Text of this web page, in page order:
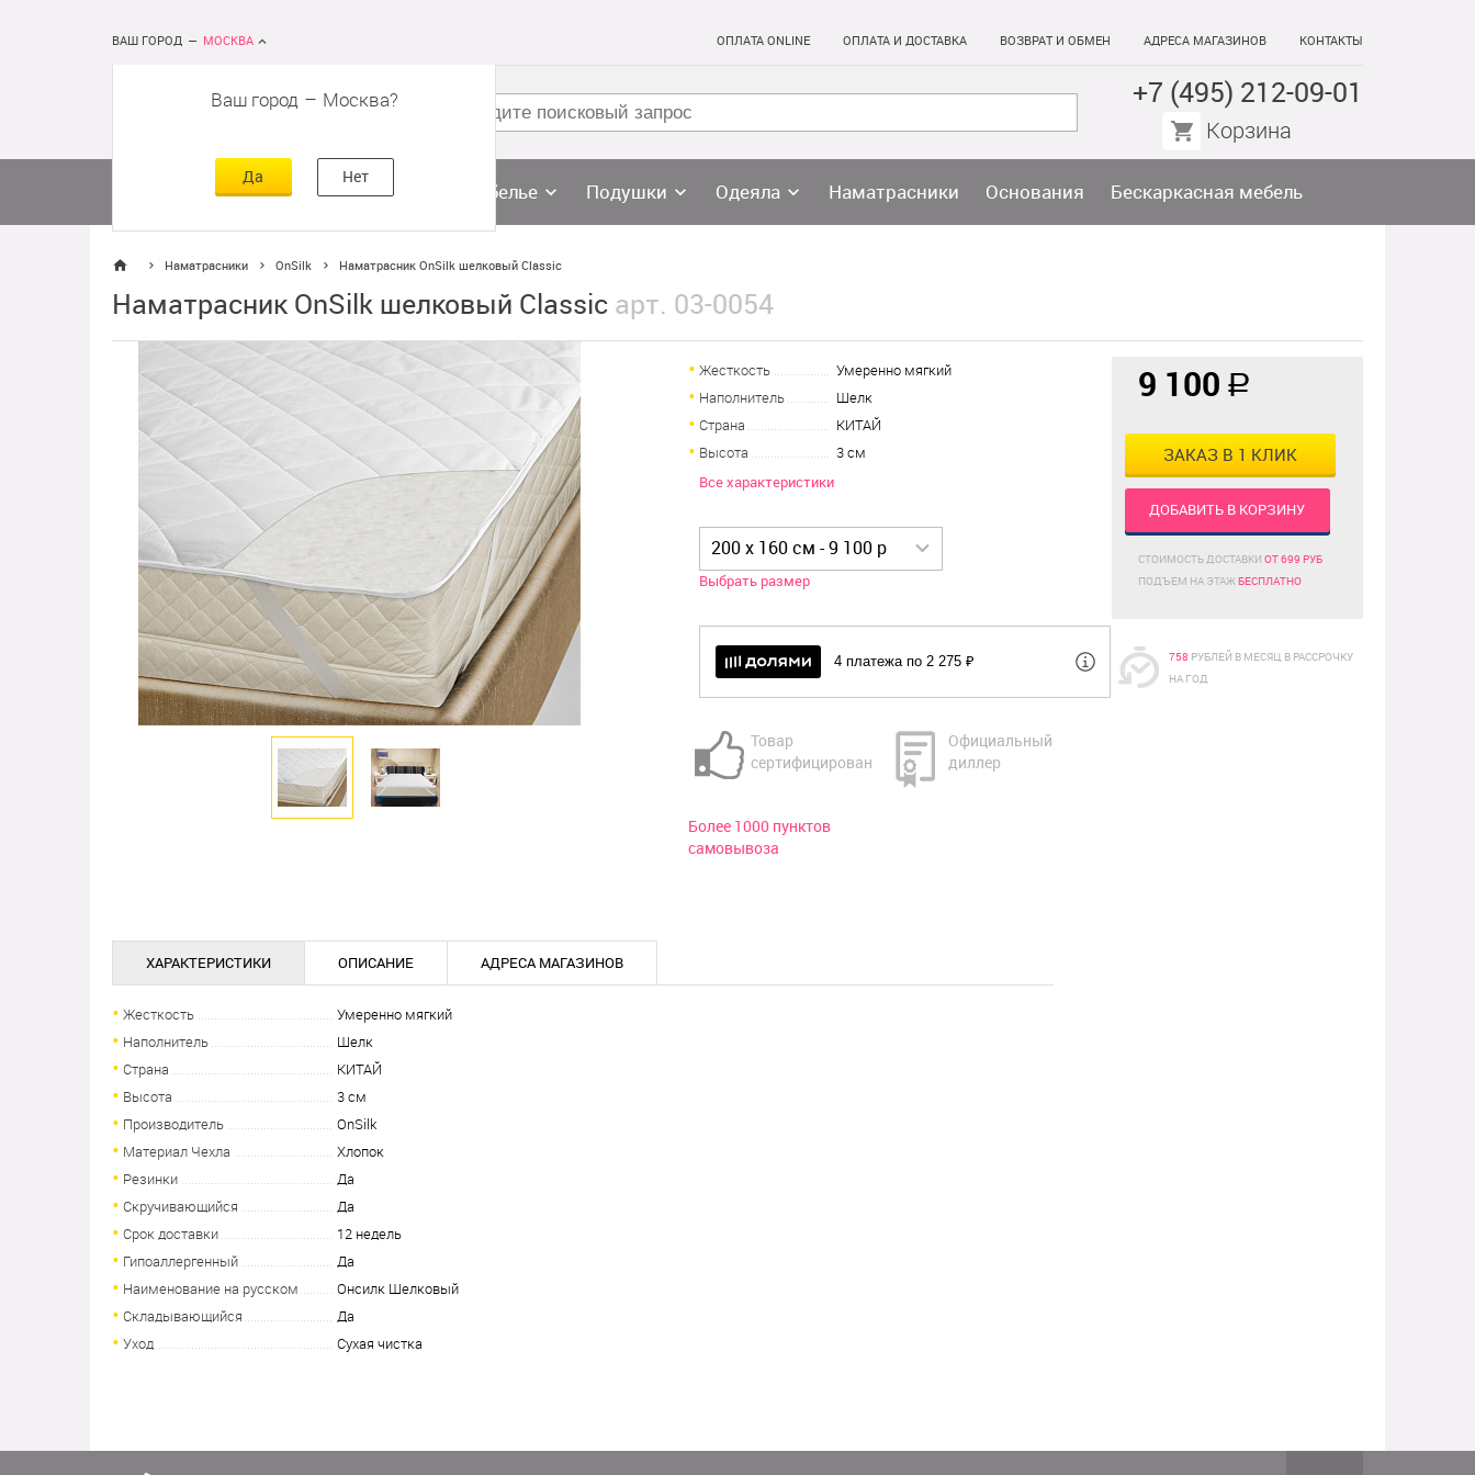
ВАШ ГОРОД — МОСКВА
Ваш город – Москва
Да Нет
ОПЛАТА ONLINE ОПЛАТА И ДОСТАВКА ВОЗВРАТ И ОБМЕН АДРЕСА МАГАЗИНОВ КОНТАКТЫ
+7 (495) 212-09-01
Корзина
Кровати Постельное белье Подушки Одеяла Наматрасники Основания Бескаркасная мебель
Наматрасники OnSilk Наматрасник OnSilk шелковый Classic
Наматрасник OnSilk шелковый Classic арт. 03-0054
Жесткость
Умеренно мягкий
Наполнитель
Шелк
Страна
КИТАЙ
Высота
3 см
Все характеристики
200 x 160 см - 9 100 р
Выбрать размер
4 платежа по 2 275 ₽
Товар
сертифицирован
Официальный
диллер
Более 1000 пунктов
самовывоза
9 100 a
ЗАКАЗ В 1 КЛИК
ДОБАВИТЬ В КОРЗИНУ
СТОИМОСТЬ ДОСТАВКИ ОТ 699 РУБ
ПОДЪЕМ НА ЭТАЖБЕСПЛАТНО
758 РУБЛЕЙ В МЕСЯЦ В РАССРОЧКУ
НА ГОД
ХАРАКТЕРИСТИКИ ОПИСАНИЕ АДРЕСА МАГАЗИНОВ
Жесткость
Умеренно мягкий
Наполнитель
Шелк
Страна
КИТАЙ
Высота
3 см
Производитель
OnSilk
Материал Чехла
Хлопок
Резинки
Да
Скручивающийся
Да
Срок доставки
12 недель
Гипоаллергенный
Да
Наименование на русском
Онсилк Шелковый
Складывающийся
Да
Уход
Сухая чистка